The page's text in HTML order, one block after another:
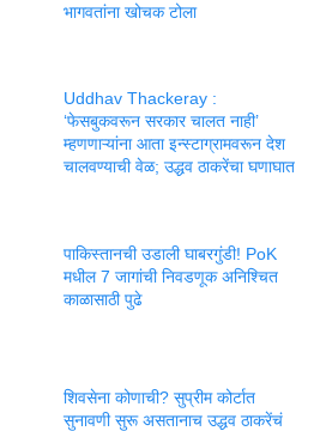
भागवतांना खोचक टोला
Uddhav Thackeray :
‘फेसबुकवरून सरकार चालत नाही’
म्हणणाऱ्यांना आता इन्स्टाग्रामवरून देश
चालवण्याची वेळ; उद्धव ठाकरेंचा घणाघात
पाकिस्तानची उडाली घाबरगुंडी! PoK
मधील 7 जागांची निवडणूक अनिश्चित
काळासाठी पुढे
शिवसेना कोणाची? सुप्रीम कोर्टात
सुनावणी सुरू असतानाच उद्धव ठाकरेंचं